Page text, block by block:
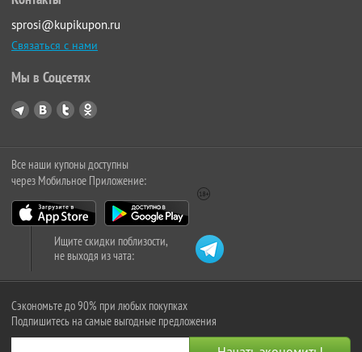
sprosi@kupikupon.ru
Связаться с нами
Мы в Соцсетях
Все наши купоны доступны
через Мобильное Приложение:
Ищите скидки поблизости,
не выходя из чата:
Сэкономьте до 90% при любых покупках
Подпишитесь на самые выгодные предложения